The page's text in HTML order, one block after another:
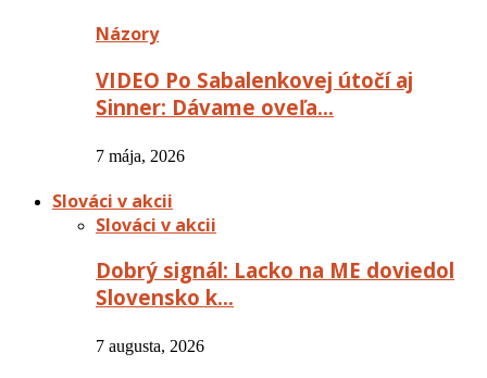
Názory
VIDEO Po Sabalenkovej útočí aj
Sinner: Dávame oveľa…
7 mája, 2026
Slováci v akcii
Slováci v akcii
Dobrý signál: Lacko na ME doviedol
Slovensko k…
7 augusta, 2026